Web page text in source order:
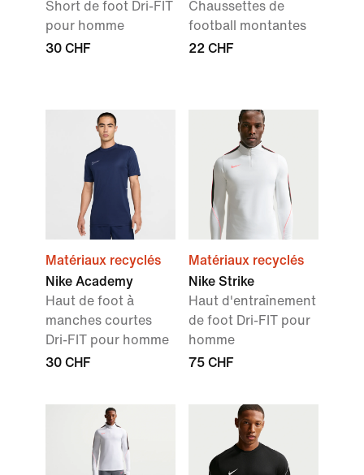
Short de foot Dri-FIT
pour homme
30 CHF
Chaussettes de
football montantes
22 CHF
Matériaux recyclés
Nike Academy
Haut de foot à
manches courtes
Dri-FIT pour homme
30 CHF
Matériaux recyclés
Nike Strike
Haut d'entraînement
de foot Dri-FIT pour
homme
75 CHF